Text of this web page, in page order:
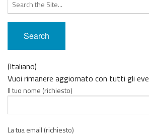
for:
(Italiano)
Vuoi rimanere aggiornato con tutti gli
Il tuo nome (richiesto)
La tua email (richiesto)